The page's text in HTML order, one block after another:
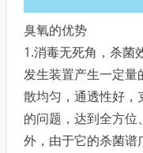
臭氧的优势
1.消毒无死角，杀菌
发生装置产生一定
散均匀，通透性好，
的问题，达到全方
外，由于它的杀菌